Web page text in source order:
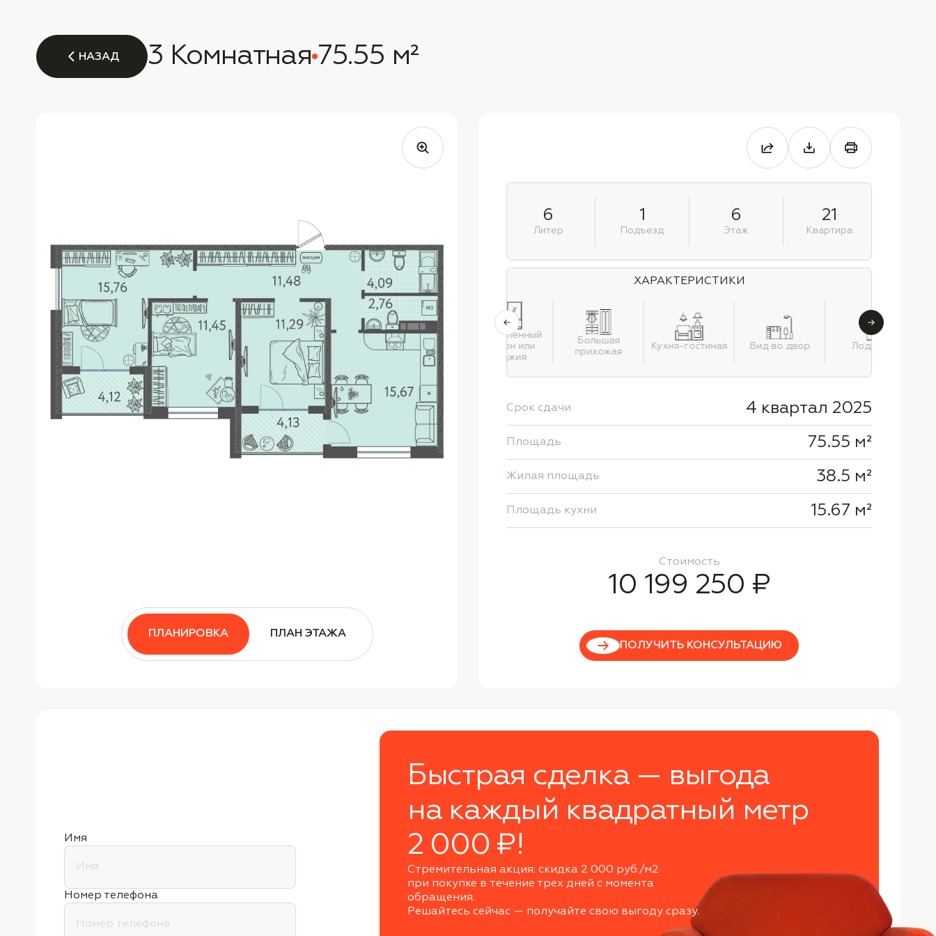
НАЗАД 3 Комнатная 75.55 м²
ПЛАНИРОВКА ПЛАН ЭТАЖА
6
Литер
1
Подъезд
6
Этаж
21
Квартира
ХАРАКТЕРИСТИКИ
Раздельный
санузел
Застекленный
балкон или
лоджия
Большая
прихожая
Кухня-гостиная Вид во двор Лоджия
Срок сдачи 4 квартал 2025
Площадь 75.55 м²
Жилая площадь 38.5 м²
Площадь кухни 15.67 м²
Стоимость
10 199 250 ₽
ПОЛУЧИТЬ КОНСУЛЬТАЦИЮ
Быстрая сделка — выгода
на каждый квадратный метр
2 000 ₽!
Стремительная акция: скидка 2 000 руб./м2
при покупке в течение трех дней с момента
обращения.
Решайтесь сейчас — получайте свою выгоду сразу.
Имя
Номер телефона